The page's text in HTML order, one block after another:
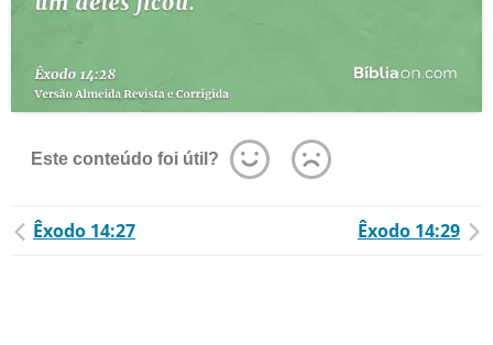
Este conteúdo foi útil?
Êxodo 14:27 Êxodo 14:29